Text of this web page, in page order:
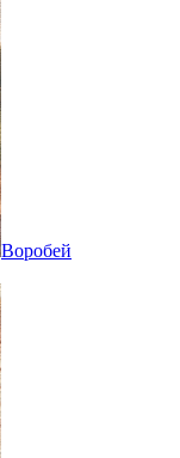
Воробей